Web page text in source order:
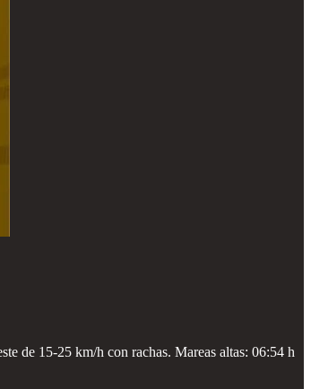
de 15-25 km/h con rachas. Mareas altas: 06:54 h